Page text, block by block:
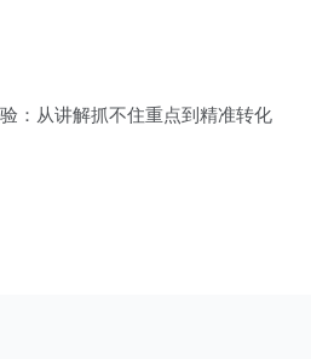
：从讲解抓不住重点到精准转化